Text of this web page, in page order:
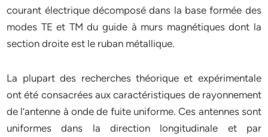
courant électrique décomposé dans la base formée des
modes TE et TM du guide à murs magnétiques dont la
section droite est le ruban métallique.
La plupart des recherches théorique et expérimentale
ont été consacrées aux caractéristiques de rayonnement
de l’antenne à onde de fuite uniforme. Ces antennes sont
uniformes dans la direction longitudinale et par